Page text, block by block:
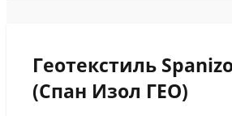
Геотекстиль
(Спан Изол ГЕО)